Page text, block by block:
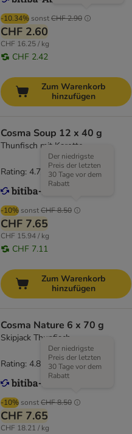
-10.34% sonstCHF 2.90
CHF 2.60
CHF 16.25 / kg
CHF 2.42
Zum Warenkorb
hinzufügen
Cosma Soup 12 x 40 g
Thunfisch mit Karotte
-10% sonstCHF 8.50
Der niedrigste
Preis der letzten
30 Tage vor dem
Rabatt
CHF 7.65
CHF 15.94 / kg
CHF 7.11
Rating: 4.7/5 (127
Zum Warenkorb
hinzufügen
Cosma Nature 6 x 70 g
Skipjack Thunfisch
-10% sonstCHF 8.50
Der niedrigste
Preis der letzten
30 Tage vor dem
Rabatt
CHF 7.65
CHF 18.21 / kg
Rating: 4.8/5 (170